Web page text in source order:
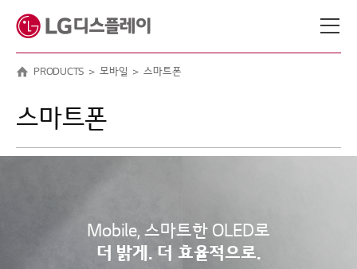
PRODUCTS 모바일 스마트폰
스마트폰
Mobile, 스마트한 OLED로
더 밝게. 더 효율적으로.